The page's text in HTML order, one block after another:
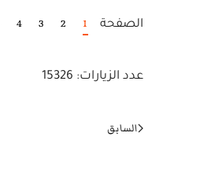
الصفحة 1
2
3
4
عدد الزيارات: 15326
السابق